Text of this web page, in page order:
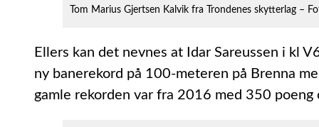
Tom Marius Gjertsen Kalvik fra Trondenes skytterlag –
Ellers kan det nevnes at Idar Sareussen i kl
ny banerekord på 100-meteren på Brenna
gamle rekorden var fra 2016 med 350